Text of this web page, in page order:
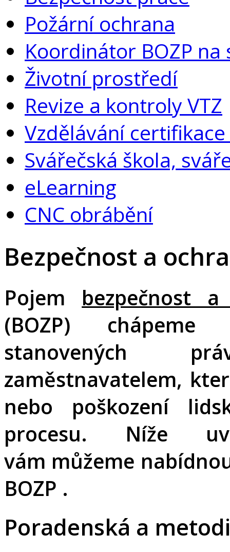
Požární ochrana
Koordinátor BOZP na
Životní prostředí
Revize a kontroly VTZ
Vzdělávání
Svářečská škola,
eLearning
CNC obrábění
Bezpečnost a
Pojem bezpečnost
(BOZP)
stanovených
zaměstnavatelem,
nebo poškození
procesu. Níže
vám můžeme
BOZP .
Poradenská a